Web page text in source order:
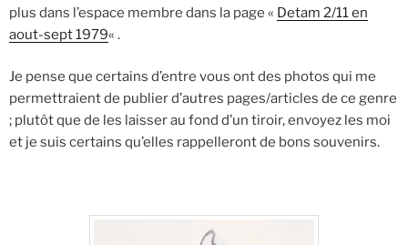
plus dans l’espace membre dans la page « Detam 2/11 en
aout-sept 1979« .
Je pense que certains d’entre vous ont des photos qui me
permettraient de publier d’autres pages/articles de ce genre
; plutôt que de les laisser au fond d’un tiroir, envoyez les moi
et je suis certains qu’elles rappelleront de bons souvenirs.